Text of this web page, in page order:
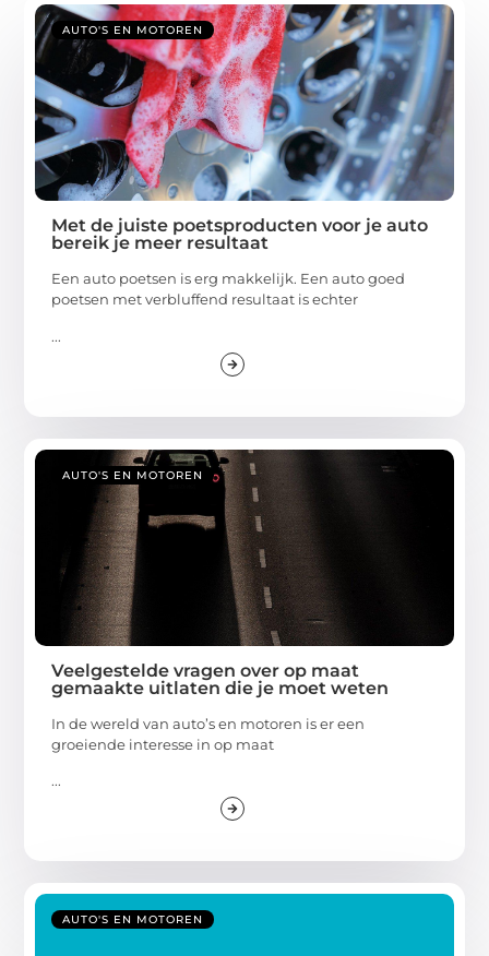
AUTO'S EN MOTOREN
Met de juiste poetsproducten voor je auto
bereik je meer resultaat
Een auto poetsen is erg makkelijk. Een auto goed
poetsen met verbluffend resultaat is echter
...
AUTO'S EN MOTOREN
Veelgestelde vragen over op maat
gemaakte uitlaten die je moet weten
In de wereld van auto’s en motoren is er een
groeiende interesse in op maat
...
AUTO'S EN MOTOREN